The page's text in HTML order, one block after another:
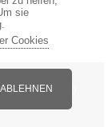
-
sie
Cookies
ABLEHNEN